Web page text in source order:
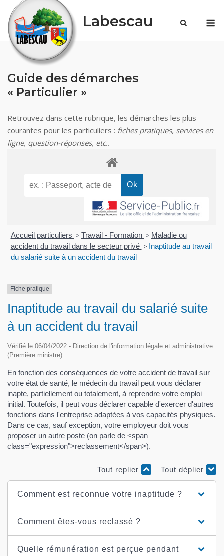
content
Labescau
Guide des démarches
« Particulier »
Retrouvez dans cette rubrique, les démarches les plus
courantes pour les particuliers : fiches pratiques, services en
ligne, question-réponses, etc..
Accueil particuliers > Travail - Formation > Maladie ou
accident du travail dans le secteur privé > Inaptitude au travail
du salarié suite à un accident du travail
Fiche pratique
Inaptitude au travail du salarié suite
à un accident du travail
Vérifié le 06/04/2022 - Direction de l'information légale et administrative
(Première ministre)
En fonction des conséquences de votre accident de travail sur
votre état de santé, le médecin du travail peut vous déclarer
inapte, partiellement ou totalement, à reprendre votre emploi
initial. Toutefois, il peut vous déclarer capable d'exercer d'autres
fonctions dans l'entreprise adaptées à vos capacités physiques.
Dans ce cas, sauf exception, votre employeur doit vous
proposer un autre poste (on parle de <span
class="expression">reclassement</span>).
Tout replier Tout déplier
Comment est reconnue votre inaptitude ?
Comment êtes-vous reclassé ?
Quelle rémunération est perçue pendant